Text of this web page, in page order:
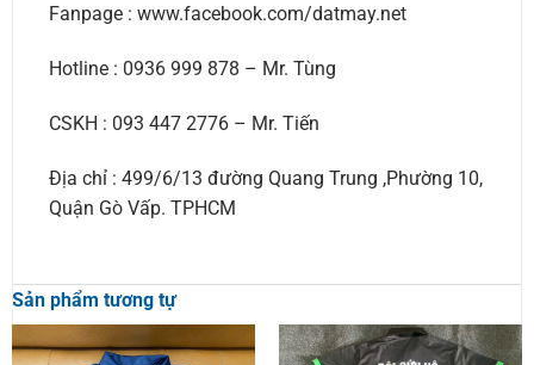
Fanpage : www.facebook.com/datmay.net
Hotline : 0936 999 878 – Mr. Tùng
CSKH : 093 447 2776 – Mr. Tiến
Địa chỉ : 499/6/13 đường Quang Trung ,Phường 10,
Quận Gò Vấp. TPHCM
Sản phẩm tương tự